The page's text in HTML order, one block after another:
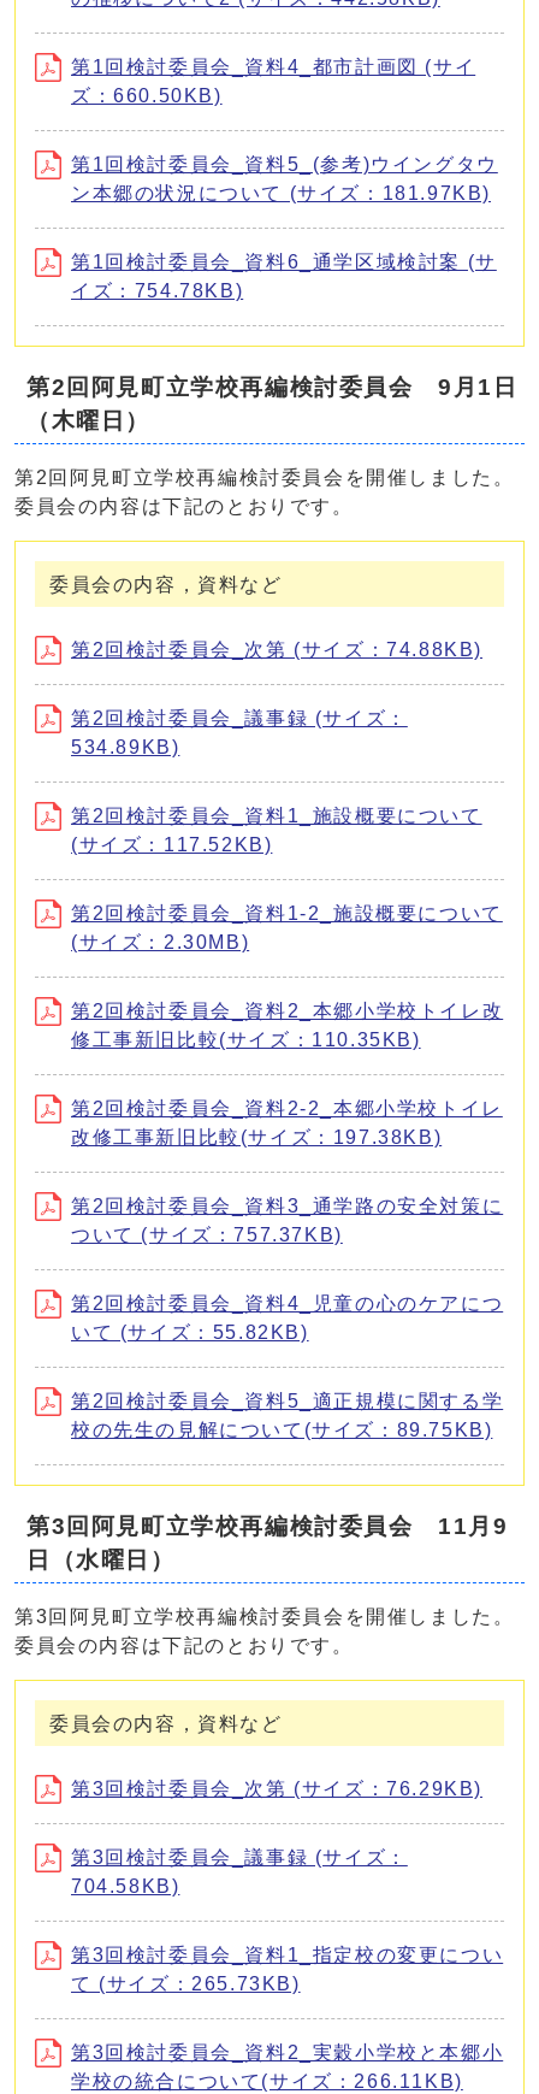
第1回検討委員会_資料4_都市計画図 (サイ
ズ：660.50KB)
第1回検討委員会_資料5_(参考)ウイングタウ
ン本郷の状況について (サイズ：181.97KB)
第1回検討委員会_資料6_通学区域検討案 (サ
イズ：754.78KB)
第2回阿見町立学校再編検討委員会 9月1日
（木曜日）
第2回阿見町立学校再編検討委員会を開催しました。
委員会の内容は下記のとおりです。
委員会の内容，資料など
第2回検討委員会_次第 (サイズ：74.88KB)
第2回検討委員会_議事録 (サイズ：
534.89KB)
第2回検討委員会_資料1_施設概要について
(サイズ：117.52KB)
第2回検討委員会_資料1-2_施設概要について
(サイズ：2.30MB)
第2回検討委員会_資料2_本郷小学校トイレ改
修工事新旧比較(サイズ：110.35KB)
第2回検討委員会_資料2-2_本郷小学校トイレ
改修工事新旧比較(サイズ：197.38KB)
第2回検討委員会_資料3_通学路の安全対策に
ついて (サイズ：757.37KB)
第2回検討委員会_資料4_児童の心のケアにつ
いて (サイズ：55.82KB)
第2回検討委員会_資料5_適正規模に関する学
校の先生の見解について(サイズ：89.75KB)
第3回阿見町立学校再編検討委員会 11月9
日（水曜日）
第3回阿見町立学校再編検討委員会を開催しました。
委員会の内容は下記のとおりです。
委員会の内容，資料など
第3回検討委員会_次第 (サイズ：76.29KB)
第3回検討委員会_議事録 (サイズ：
704.58KB)
第3回検討委員会_資料1_指定校の変更につい
て (サイズ：265.73KB)
第3回検討委員会_資料2_実穀小学校と本郷小
学校の統合について(サイズ：266.11KB)